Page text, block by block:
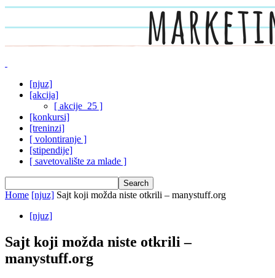
[njuz]
[akcija]
[ akcije_25 ]
[konkursi]
[treninzi]
[ volontiranje ]
[stipendije]
[ savetovalište za mlade ]
Home [njuz] Sajt koji možda niste otkrili – manystuff.org
[njuz]
Sajt koji možda niste otkrili –
manystuff.org